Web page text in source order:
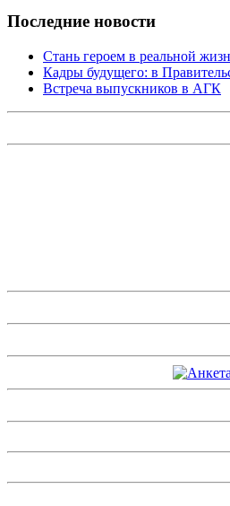
Последние новости
Стань героем в реальной
Кадры будущего: в
Встреча выпускников в АГК